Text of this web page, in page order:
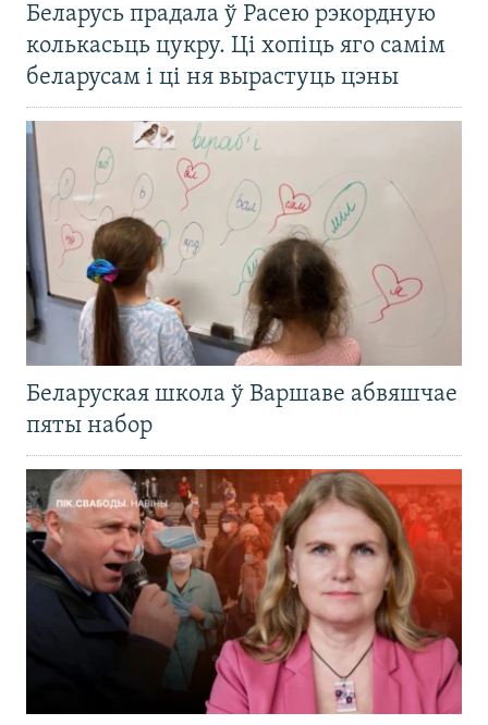
Беларусь прадала ў Расею рэкордную
колькасьць цукру. Ці хопіць яго самім
беларусам і ці ня вырастуць цэны
Беларуская школа ў Варшаве абвяшчае
пяты набор